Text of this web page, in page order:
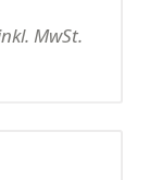
MwSt.